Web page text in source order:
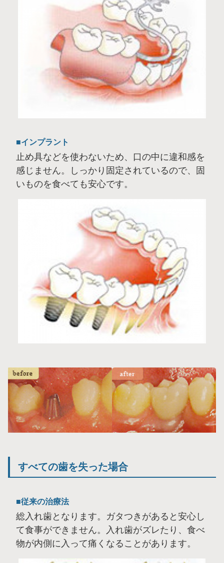
インプラント
止め具などを使わないため、口の中に違和感を
感じません。しっかり固定されているので、固
いものを食べても安心です。
すべての歯を失った場合
従来の治療法
総入れ歯となります。ガタつきがあると安心し
て食事ができません。入れ歯がズレたり、食べ
物が内側に入って痛くなることがあります。